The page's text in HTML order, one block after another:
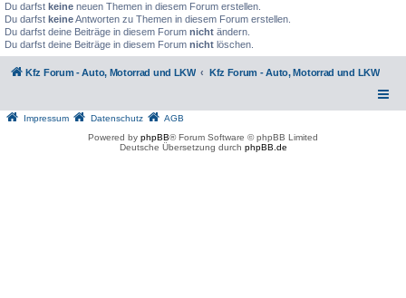
Du darfst keine neuen Themen in diesem Forum erstellen.
Du darfst keineAntworten zu Themen in diesem Forum erstellen.
Du darfst deine Beiträge in diesem Forum nicht ändern.
Du darfst deine Beiträge in diesem Forum nicht löschen.
Kfz Forum - Auto, Motorrad und LKW Kfz Forum - Auto, Motorrad und LKW
Impressum Datenschutz
AGB
Powered by phpBB® Forum Software © phpBB Limited
Deutsche Übersetzung durch phpBB.de